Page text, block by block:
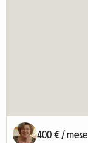
400 € / mese